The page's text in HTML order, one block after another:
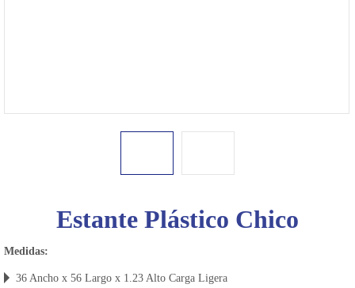
Estante Plástico Chico
Medidas:
36 Ancho x 56 Largo x 1.23 Alto Carga Ligera